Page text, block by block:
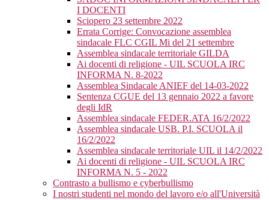
I DOCENTI
Sciopero 23 settembre 2022
Errata Corrige: Convocazione assemblea
sindacale FLC CGIL Mi del 21 settembre
Assemblea sindacale territoriale GILDA
Ai docenti di religione - UIL SCUOLA IRC
INFORMA N. 8-2022
Assemblea Sindacale ANIEF del 14-03-2022
Sentenza CGUE del 13 gennaio 2022 a favore
degli IdR
Assemblea sindacale FEDER.ATA 16/2/2022
Assemblea sindacale USB. P.I. SCUOLA il
16/2/2022
Assemblea sindacale territoriale UIL il 14/2/2022
Ai docenti di religione - UIL SCUOLA IRC
INFORMA N. 5 - 2022
Contrasto a bullismo e cyberbullismo
I nostri studenti nel mondo del lavoro e/o all'Università